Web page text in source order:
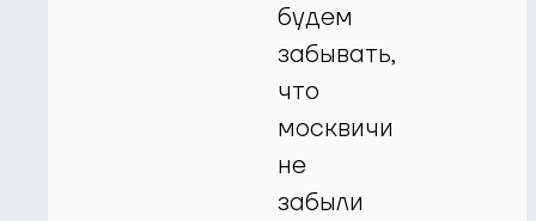
будем
забывать,
что
москвичи
не
забыли